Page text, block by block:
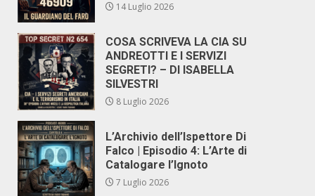
14 Luglio 2026
COSA SCRIVEVA LA CIA SU
ANDREOTTI E I SERVIZI
SEGRETI? – DI ISABELLA
SILVESTRI
8 Luglio 2026
L’Archivio dell’Ispettore Di
Falco | Episodio 4: L’Arte di
Catalogare l’Ignoto
7 Luglio 2026